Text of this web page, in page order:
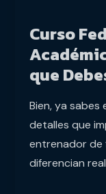
Curso
que
Bien, ya sabes
detalles que
entrenador de
diferencian